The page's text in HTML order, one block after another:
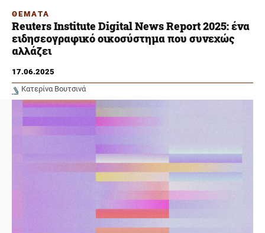
ΘΕΜΑΤΑ
Reuters Institute Digital News Report 2025: ένα
ειδησεογραφικό οικοσύστημα που συνεχώς
αλλάζει
17.06.2025
Κατερίνα Βουτσινά